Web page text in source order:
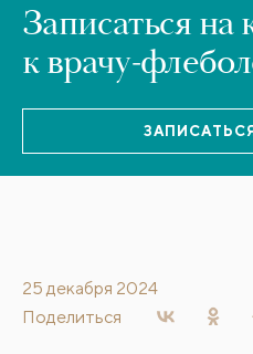
Записаться на
к врачу-
25 декабря 2024
Поделиться